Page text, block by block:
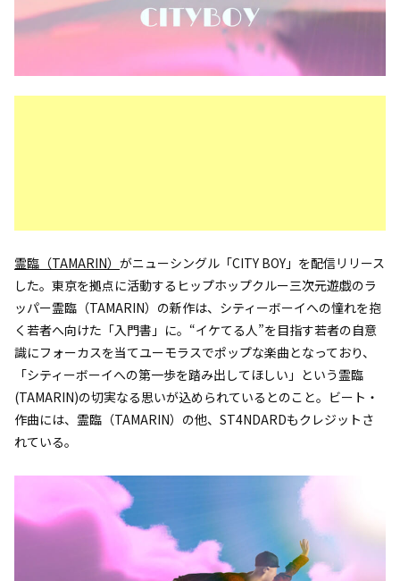
霊臨（TAMARIN） がニューシングル「CITY BOY」を配信リリース
した。東京を拠点に活動するヒップホップクルー三次元遊戯のラ
ッパー霊臨（TAMARIN）の新作は、シティーボーイへの憧れを抱
く若者へ向けた「入門書」に。“イケてる人”を目指す若者の自意
識にフォーカスを当てユーモラスでポップな楽曲となっており、
「シティーボーイへの第一歩を踏み出してほしい」という霊臨
(TAMARIN)の切実なる思いが込められているとのこと。ビート・
作曲には、霊臨（TAMARIN）の他、ST4NDARDもクレジットさ
れている。